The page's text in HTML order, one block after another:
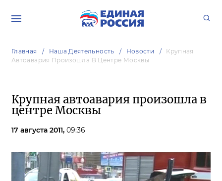
Главная Наша Деятельность Новости
Крупная
Автоавария Произошла В Центре Москвы
Крупная автоавария произошла в
центре Москвы
17 августа 2011, 09:36